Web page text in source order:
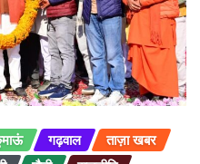
गढ़वाल
ताज़ा खबर